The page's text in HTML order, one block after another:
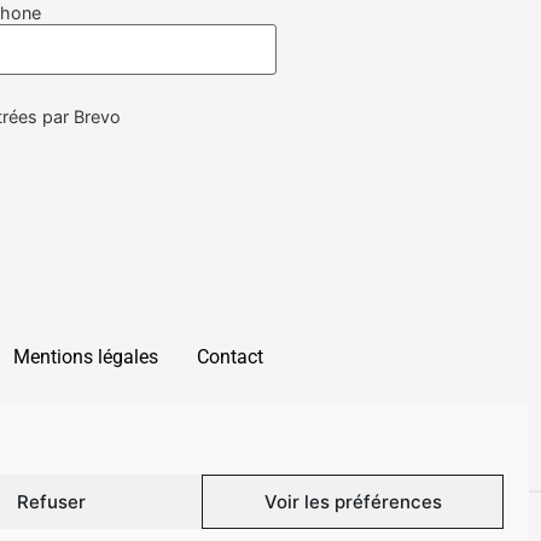
Refuser Voir les préférences
par Brevo
Mentions légales Contact